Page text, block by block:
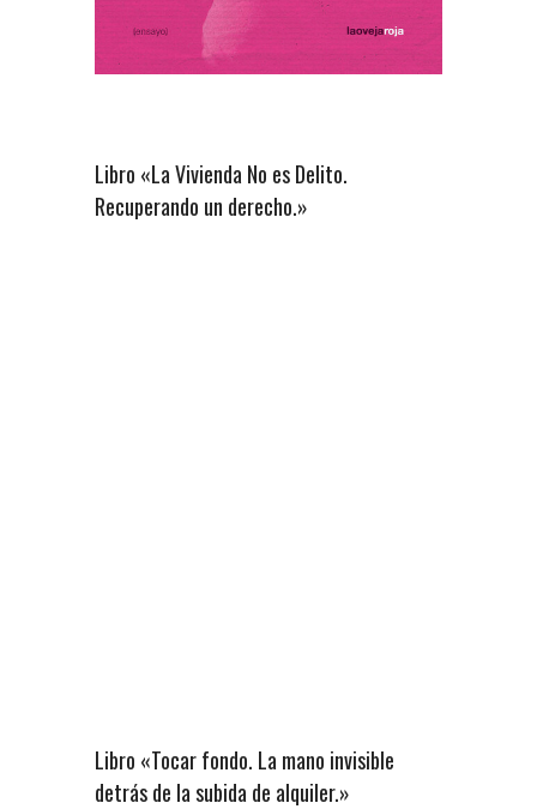
Libro «La Vivienda No es Delito.
Recuperando un derecho.»
Libro «Tocar fondo. La mano invisible
detrás de la subida de alquiler.»